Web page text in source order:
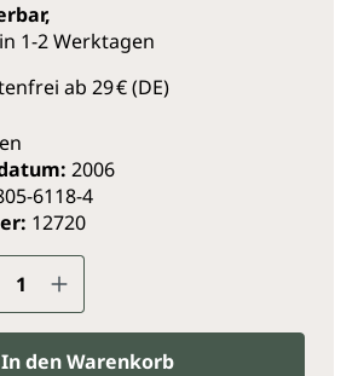
1-2 Werktagen
ab 29 € (DE)
2006
6118-4
12720
Anzahl: Gib den
In den Warenkorb